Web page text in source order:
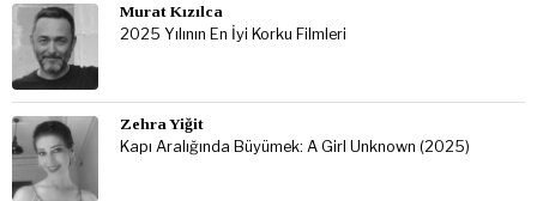
Murat Kızılca
2025 Yılının En İyi Korku Filmleri
Zehra Yiğit
Kapı Aralığında Büyümek: A Girl Unknown (2025)